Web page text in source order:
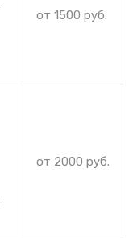
от 1500 руб.
от 2000 руб.